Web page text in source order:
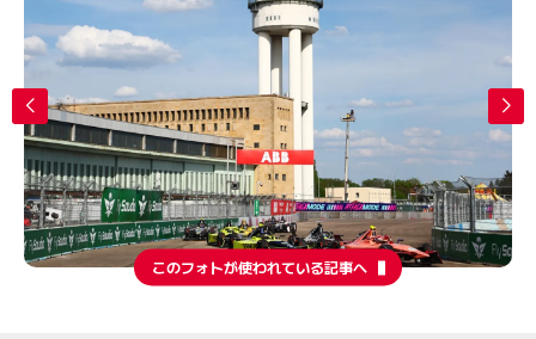
このフォトが使われている記事へ